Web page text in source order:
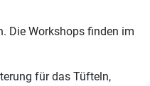
Die Workshops finden im
für das Tüfteln,